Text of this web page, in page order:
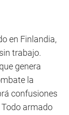
en Finlandia,
trabajo.
genera
la
confusiones
armado